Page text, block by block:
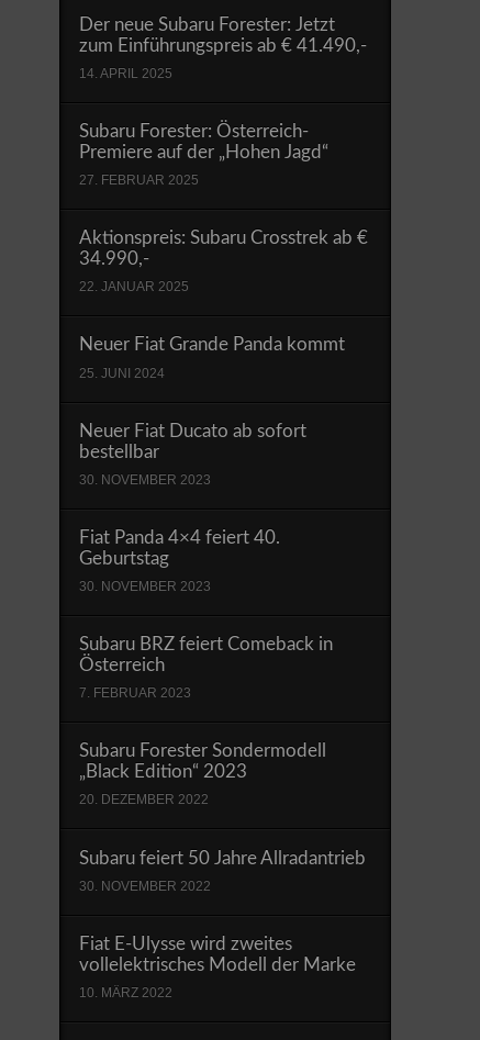
Der neue Subaru Forester: Jetzt
zum Einführungspreis ab € 41.490,-
14. APRIL 2025
Subaru Forester: Österreich-
Premiere auf der „Hohen Jagd“
27. FEBRUAR 2025
Aktionspreis: Subaru Crosstrek ab €
34.990,-
22. JANUAR 2025
Neuer Fiat Grande Panda kommt
25. JUNI 2024
Neuer Fiat Ducato ab sofort
bestellbar
30. NOVEMBER 2023
Fiat Panda 4×4 feiert 40.
Geburtstag
30. NOVEMBER 2023
Subaru BRZ feiert Comeback in
Österreich
7. FEBRUAR 2023
Subaru Forester Sondermodell
„Black Edition“ 2023
20. DEZEMBER 2022
Subaru feiert 50 Jahre Allradantrieb
30. NOVEMBER 2022
Fiat E-Ulysse wird zweites
vollelektrisches Modell der Marke
10. MÄRZ 2022